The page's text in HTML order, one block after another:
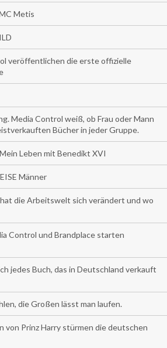
Metis
veröffentlichen die erste offizielle
Media Control weiß, ob Frau oder Mann
Bücher in jeder Gruppe.
Leben mit Benedikt XVI
Männer
hat die Arbeitswelt sich verändert und wo
Control und Brandplace starten
jedes Buch, das in Deutschland verkauft
die Großen lässt man laufen.
von Prinz Harry stürmen die deutschen